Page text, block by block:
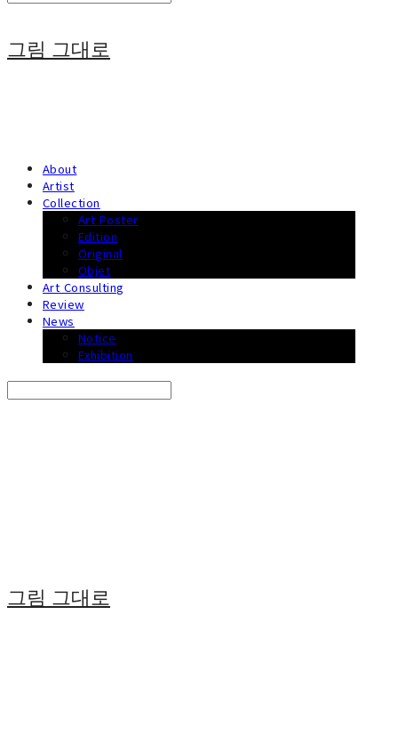
그림 그대로
About
Artist
Collection
Art Poster
Edition
Original
Objet
Art Consulting
Review
News
Notice
Exhibition
그림 그대로